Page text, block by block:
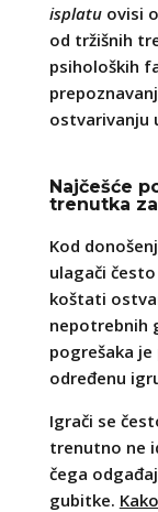
isplatuovisi
od tržišnih
psiholoških
ostvarivanju
Najčešće
trenutka
Kod
ulagači
koštati
nepotrebnih
pogrešaka
određenu
Igrači se
trenutno ne
čega
gubitke.